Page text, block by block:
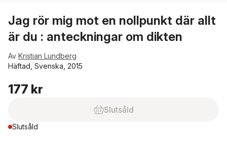
Jag rör mig mot en nollpunkt där allt
är du : anteckningar om dikten
Av Kristian Lundberg
Häftad, Svenska, 2015
177 kr
Slutsåld
Slutsåld